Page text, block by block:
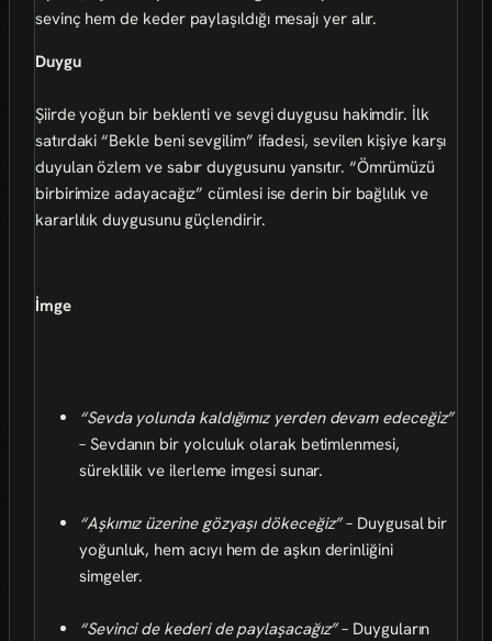
sevinç hem de keder paylaşıldığı mesajı yer alır.
Duygu
Şiirde yoğun bir beklenti ve sevgi duygusu hakimdir. İlk
satırdaki “Bekle beni sevgilim” ifadesi, sevilen kişiye karşı
duyulan özlem ve sabır duygusunu yansıtır. “Ömrümüzü
birbirimize adayacağız” cümlesi ise derin bir bağlılık ve
kararlılık duygusunu güçlendirir.
İmge
“Sevda yolunda kaldığımız yerden devam edeceğiz”
– Sevdanın bir yolculuk olarak betimlenmesi,
süreklilik ve ilerleme imgesi sunar.
“Aşkımız üzerine gözyaşı dökeceğiz”– Duygusal bir
yoğunluk, hem acıyı hem de aşkın derinliğini
simgeler.
“Sevinci de kederi de paylaşacağız”– Duyguların